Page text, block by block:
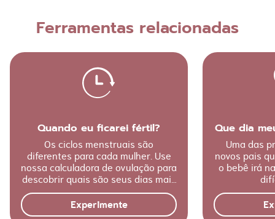
Ferramentas relacionadas
Quando eu ficarei fértil?
Os ciclos menstruais são
diferentes para cada mulher. Use
nossa calculadora de ovulação para
descobrir quais são seus dias mais
férteis.
Experimente
Que dia
Uma das
novos pais
o bebê irá